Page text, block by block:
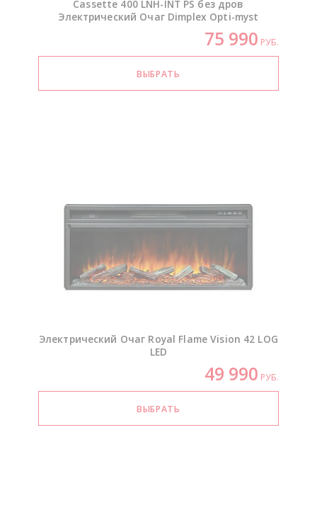
Cassette 400 LNH-INT PS без дров
Электрический Очаг Dimplex Opti-myst
75 990 РУБ.
Электрический Очаг Royal Flame Vision 42 LOG
LED
49 990 РУБ.